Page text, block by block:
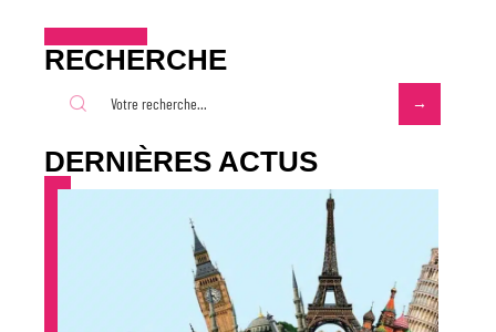
RECHERCHE
DERNIÈRES ACTUS